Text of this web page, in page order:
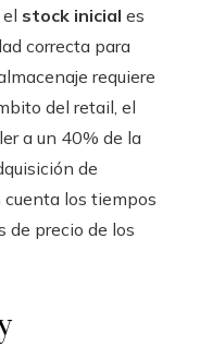
stock inicial es
correcta para
requiere
del retail, el
a un 40% de la
de
los tiempos
de precio de los